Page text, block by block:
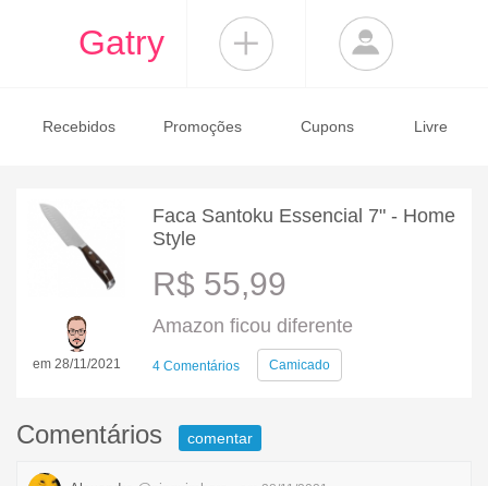
Gatry
Recebidos Promoções Cupons Livre
em 28/11/2021
Faca Santoku Essencial 7" - Home
Style
R$ 55,99
Amazon ficou diferente
4 Comentários Camicado
Comentários comentar